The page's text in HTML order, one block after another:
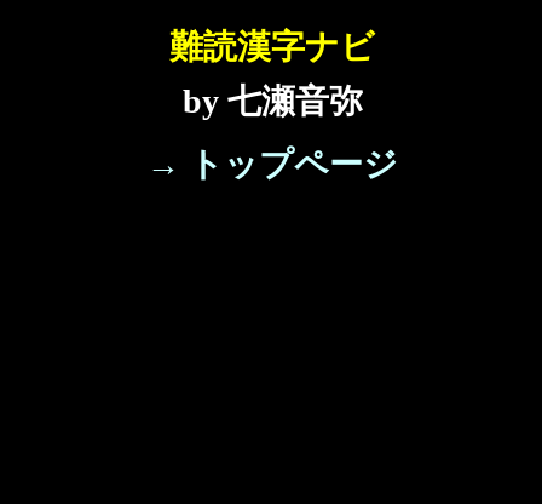
難読漢字ナビ
by 七瀬音弥
→ トップページ